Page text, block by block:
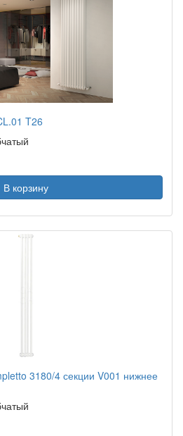
T26
В корзину
3180/4 секции V001 нижнее